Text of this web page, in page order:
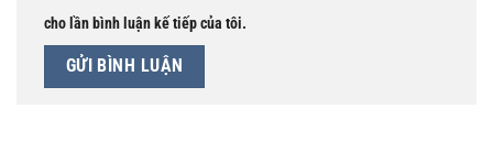
cho lần bình luận kế tiếp của tôi.